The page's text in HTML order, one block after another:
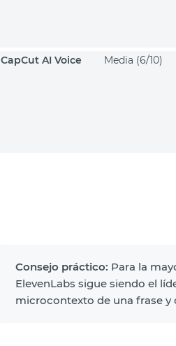
CapCut AI Voice
Media (6/10)
Consejo práctico: Para la
ElevenLabs sigue siendo el
microcontexto de una frase